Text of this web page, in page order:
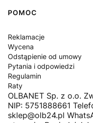
Linki w stopce
POMOC
Reklamacje
Wycena
Odstąpienie od umowy
Pytania i odpowiedzi
Regulamin
Raty
OLBANET Sp. z o.o.
NIP: 5751888661
sklep@olb24.pl